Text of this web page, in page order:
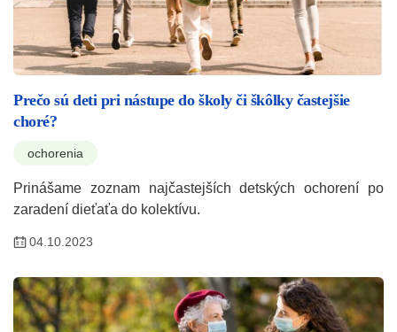
Prečo sú deti pri nástupe do školy či škôlky častejšie
choré?
ochorenia
Prinášame zoznam najčastejších detských ochorení po
zaradení dieťaťa do kolektívu.
04.10.2023